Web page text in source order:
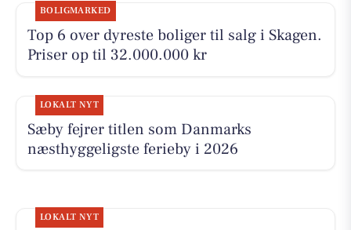
BOLIGMARKED
Top 6 over dyreste boliger til salg i Skagen.
Priser op til 32.000.000 kr
LOKALT NYT
Sæby fejrer titlen som Danmarks
næsthyggeligste ferieby i 2026
LOKALT NYT